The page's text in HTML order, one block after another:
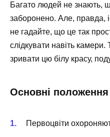
Багато людей не знають,
заборонено. Але, правда,
не гадайте, що це так
слідкувати навіть
зривати цю білу красу,
Основні положення
Первоцвіти